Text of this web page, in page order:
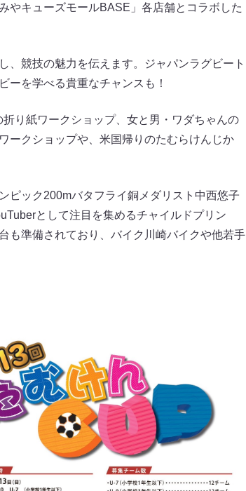
やキューズモールBASE」各店舗とコラボした
、競技の魅力を伝えます。ジャパンラグビート
ーを学べる貴重なチャンスも！
り紙ワークショップ、女と男・ワダちゃんの
ークショップや、米国帰りのたむらけんじか
ピック200mバタフライ銅メダリスト中西悠子
として注目を集めるチャイルドプリン
も準備されており、バイク川崎バイクや他若手